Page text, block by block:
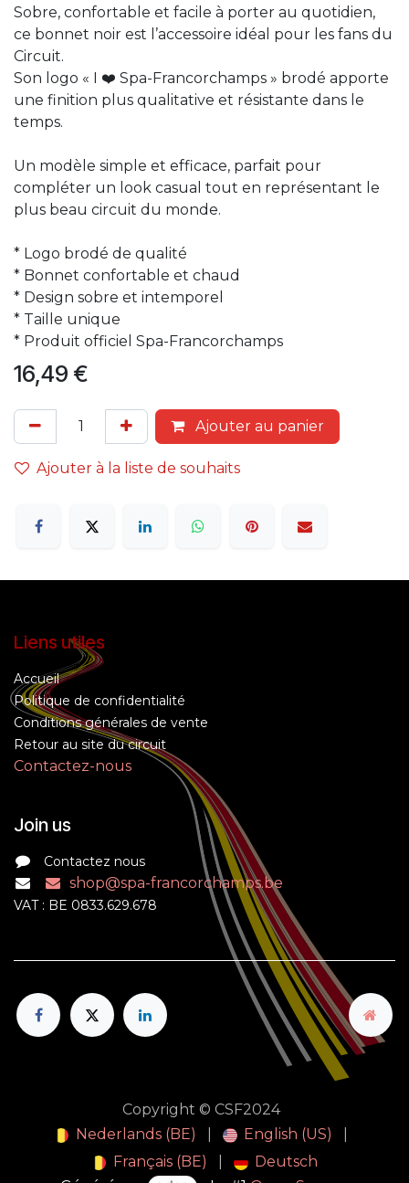
Sobre, confortable et facile à porter au quotidien,
ce bonnet noir est l’accessoire idéal pour les fans du
Circuit.
Son logo « I ❤️ Spa-Francorchamps » brodé apporte
une finition plus qualitative et résistante dans le
temps.
Un modèle simple et efficace, parfait pour
compléter un look casual tout en représentant le
plus beau circuit du monde.
* Logo brodé de qualité
* Bonnet confortable et chaud
* Design sobre et intemporel
* Taille unique
* Produit officiel Spa-Francorchamps
16,49 €
Ajouter au panier
Ajouter à la liste de souhaits
Liens utiles
Accueil
Politique de confidentialité
Conditions générales de vente
Retour au site du circuit
Contactez-nous
Join us
Contactez nous
shop@spa-francorchamps.be
VAT : BE 0833.629.678
Copyright © CSF2024
Nederlands (BE)
English (US)
Français (BE)
Deutsch